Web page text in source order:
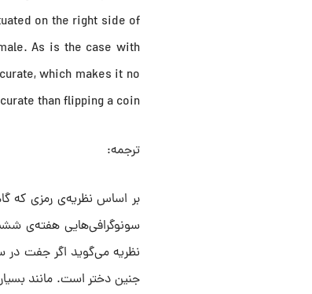
on the right side of
As is the case with
which makes it no
than flipping a coin.
ترجمه:
بر اساس نظریه‌ی رمزی که
سونوگرافی‌هایی هفته‌ی
نظریه می‌گوید اگر جفت